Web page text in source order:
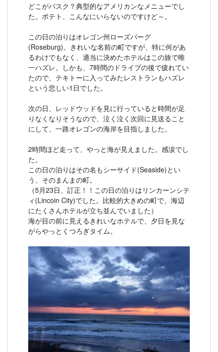
どこがバスク？典型的なアメリカンなメニューでし
た。ポテト、こんなにいらないのですけど～。
この日の泊りはオレゴン州ローズバーグ
(Roseburg)。きれいな名前の町ですが、特に何があ
るわけでもなく、適当に決めたホテルはこの旅で唯
一ハズレ。しかも、7時間のドライブの後で疲れてい
たので、テキトーに入ってみたレストランもハズレ
という悲しい1日でした。
次の日、レッドウッドを見に行っていると時間が足
りなくなりそうなので、泣く泣く次回に見送ること
にして、一路オレゴンの海岸を目指しました。
2時間ほど走って、やっと海が見えました。感涙でし
た。
この日の泊りはその名もシーサイド(Seaside)とい
う、そのまんまの町。
（5月23日、訂正！！この日の泊りはリンカーンシテ
ィ(Lincoin City)でした。比較的大きめの町で、海辺
にたくさんホテルが立ち並んでいました）
海が目の前に見えるきれいなホテルで、夕日を見な
がらやっとくつろぎタイム。